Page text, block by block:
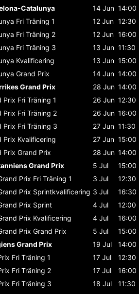
Catalunya
14 Jun 14:00
Fri Träning 1 12 Jun 12:30
Fri Träning 2 12 Jun 16:00
Fri Träning 3 13 Jun 11:30
Kvalificering 13 Jun 15:00
Grand Prix 14 Jun 14:00
Grand Prix
28 Jun 14:00
Prix Fri Träning 1 26 Jun 12:30
Prix Fri Träning 2 26 Jun 16:00
Prix Fri Träning 3 27 Jun 11:30
Prix Kvalificering 27 Jun 15:00
Prix Grand Prix 28 Jun 14:00
Grand Prix
5 Jul
15:00
Prix Fri Träning 1 3 Jul
12:30
Prix Sprintkvalificering 3 Jul
16:30
Prix Sprint 4 Jul
12:00
Prix Kvalificering 4 Jul
16:00
Prix Grand Prix 5 Jul
15:00
Grand Prix
19 Jul
14:00
Fri Träning 1 17 Jul
12:30
Fri Träning 2 17 Jul
16:00
Fri Träning 3 18 Jul
11:30